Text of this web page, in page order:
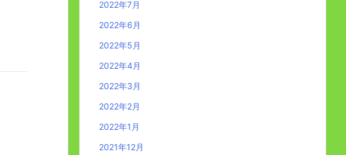
2022年7月
2022年6月
2022年5月
2022年4月
2022年3月
2022年2月
2022年1月
2021年12月